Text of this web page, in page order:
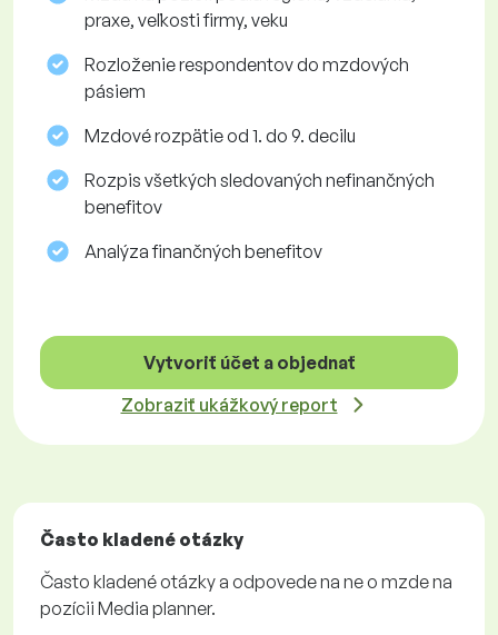
praxe, veľkosti firmy, veku
Rozloženie respondentov do mzdových
pásiem
Mzdové rozpätie od 1. do 9. decilu
Rozpis všetkých sledovaných nefinančných
benefitov
Analýza finančných benefitov
Vytvoriť účet a objednať
Zobraziť ukážkový report
Často kladené otázky
Často kladené otázky a odpovede na ne o mzde na
pozícii Media planner.